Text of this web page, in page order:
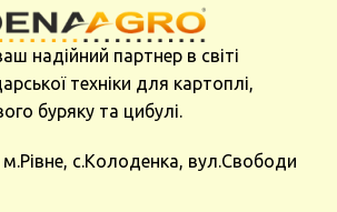
надійний партнер в світі
техніки для картоплі,
буряку та цибулі.
м.Рівне, с.Колоденка, вул.Свободи